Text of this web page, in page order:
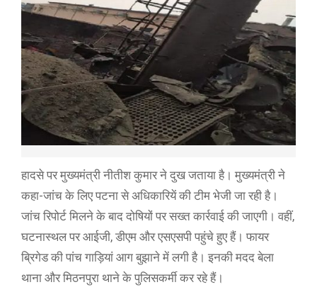
हादसे पर मुख्यमंत्री नीतीश कुमार ने दुख जताया है। मुख्यमंत्री ने
कहा-जांच के लिए पटना से अधिकारियें की टीम भेजी जा रही है।
जांच रिपोर्ट मिलने के बाद दोषियों पर सख्त कार्रवाई की जाएगी। वहीं,
घटनास्थल पर आईजी, डीएम और एसएसपी पहुंचे हुए हैं। फायर
ब्रिगेड की पांच गाड़ियां आग बुझाने में लगी है। इनकी मदद बेला
थाना और मिठनपुरा थाने के पुलिसकर्मी कर रहे हैं।